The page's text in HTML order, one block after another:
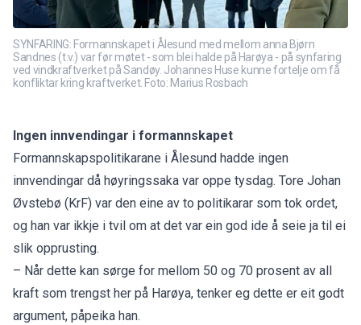
SYNFARING: Formannskapet i Ålesund med mellom anna Bjørn
Sandnes (t.v.) var før møtet - som blei halde på Harøya - på synfaring
ved vindkraftverket på Sandøy. Johannes Huse kunne fortelje om få
konfliktar kring kraftverket. Foto: Marius Rosbach
Ingen innvendingar i formannskapet
Formannskapspolitikarane i Ålesund hadde ingen
innvendingar då høyringssaka var oppe tysdag. Tore Johan
Øvstebø (KrF) var den eine av to politikarar som tok ordet,
og han var ikkje i tvil om at det var ein god ide å seie ja til ei
slik opprusting.
– Når dette kan sørge for mellom 50 og 70 prosent av all
kraft som trengst her på Harøya, tenker eg dette er eit godt
argument, påpeika han.